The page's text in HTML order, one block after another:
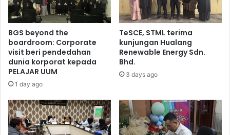
BGS beyond the
boardroom: Corporate
visit beri pendedahan
dunia korporat kepada
PELAJAR UUM
1 day ago
TeSCE, STML terima
kunjungan Hualang
Renewable Energy Sdn.
Bhd.
3 days ago